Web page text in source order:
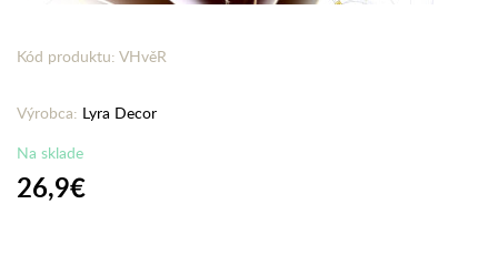
Kód produktu: VHvěR
Výrobca: Lyra Decor
Na sklade
26,9€